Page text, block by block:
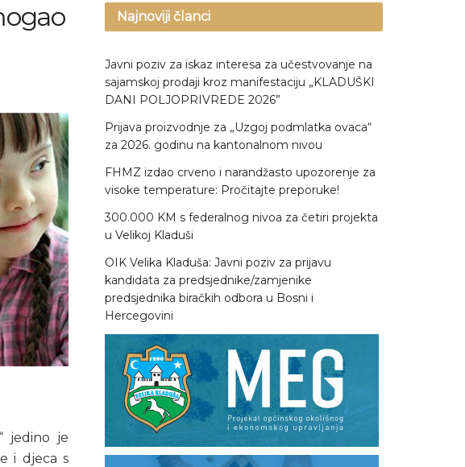
jedino je
i djeca s
Najnoviji članci
Javni poziv za iskaz interesa za učestvovanje na
sajamskoj prodaji kroz manifestaciju „KLADUŠKI
DANI POLJOPRIVREDE 2026”
Prijava proizvodnje za „Uzgoj podmlatka ovaca“
za 2026. godinu na kantonalnom nivou
FHMZ izdao crveno i narandžasto upozorenje za
visoke temperature: Pročitajte preporuke!
300.000 KM s federalnog nivoa za četiri projekta
u Velikoj Kladuši
OIK Velika Kladuša: Javni poziv za prijavu
kandidata za predsjednike/zamjenike
predsjednika biračkih odbora u Bosni i
Hercegovini